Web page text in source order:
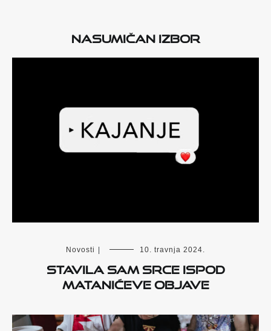
Nasumičan izbor
Novosti 10. travnja 2024.
Stavila sam srce ispod
Matanićeve objave